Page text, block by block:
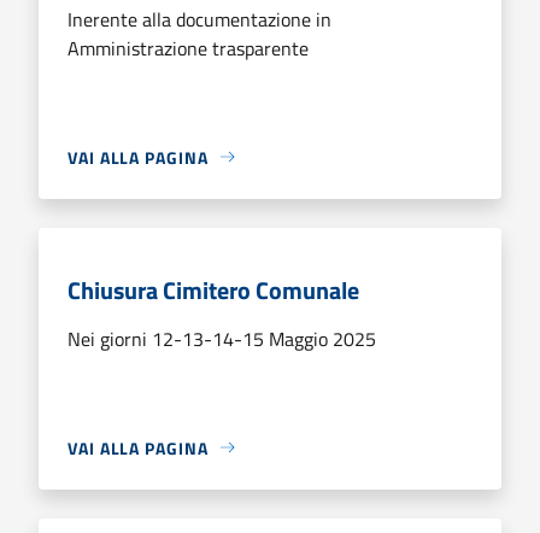
Inerente alla documentazione in
Amministrazione trasparente
VAI ALLA PAGINA
Chiusura Cimitero Comunale
Nei giorni 12-13-14-15 Maggio 2025
VAI ALLA PAGINA